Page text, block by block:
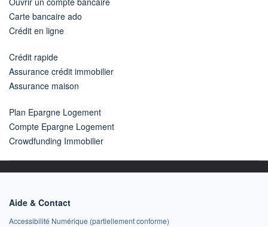
Carte bancaire ado
Crédit en ligne
Crédit rapide
Assurance crédit immobilier
Assurance maison
Plan Epargne Logement
Compte Epargne Logement
Crowdfunding Immobilier
Aide & Contact
Accessibilité Numérique (partiellement conforme)